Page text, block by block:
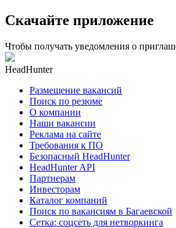
Скачайте приложение
Чтобы получать уведомления о
HeadHunter
Размещение вакансий
Поиск по резюме
О компании
Наши вакансии
Реклама на сайте
Требования к ПО
Безопасный HeadHunter
HeadHunter API
Партнерам
Инвесторам
Каталог компаний
Поиск по вакансиям в Багаевской
Сетка: соцсеть для нетворкинга